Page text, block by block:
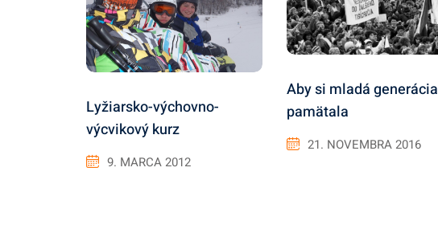
Lyžiarsko-výchovno-
výcvikový kurz
9. MARCA 2012
Aby si mladá generácia
pamätala
21. NOVEMBRA 2016